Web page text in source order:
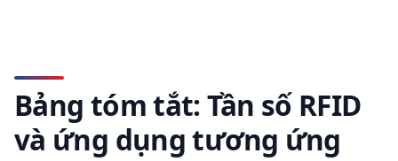
Bảng tóm tắt: Tần số RFID
và ứng dụng tương ứng